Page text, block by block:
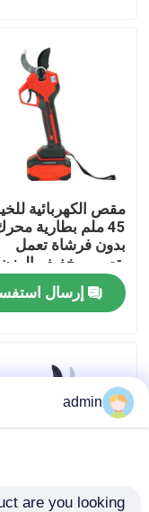
عرض المصنع
اتصل بنا
بالمنشار البنزين
منشار كهربائي
مقص الكهربائية
45 ملم بطارية
بدون فرشاة تعمل
بتصميم خفيف الوزن
إرسال
admin
are you looking